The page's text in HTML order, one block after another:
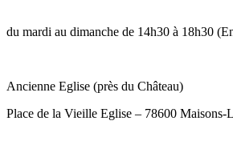
du mardi au dimanche de 14h30 à 18h30
Ancienne Eglise (près du Château)
Place de la Vieille Eglise – 78600 Maisons-